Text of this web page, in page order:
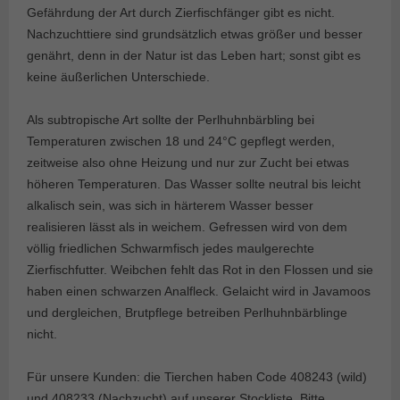
Gefährdung der Art durch Zierfischfänger gibt es nicht.
Nachzuchttiere sind grundsätzlich etwas größer und besser
genährt, denn in der Natur ist das Leben hart; sonst gibt es
keine äußerlichen Unterschiede.
Als subtropische Art sollte der Perlhuhnbärbling bei
Temperaturen zwischen 18 und 24°C gepflegt werden,
zeitweise also ohne Heizung und nur zur Zucht bei etwas
höheren Temperaturen. Das Wasser sollte neutral bis leicht
alkalisch sein, was sich in härterem Wasser besser
realisieren lässt als in weichem. Gefressen wird von dem
völlig friedlichen Schwarmfisch jedes maulgerechte
Zierfischfutter. Weibchen fehlt das Rot in den Flossen und sie
haben einen schwarzen Analfleck. Gelaicht wird in Javamoos
und dergleichen, Brutpflege betreiben Perlhuhnbärblinge
nicht.
Für unsere Kunden: die Tierchen haben Code 408243 (wild)